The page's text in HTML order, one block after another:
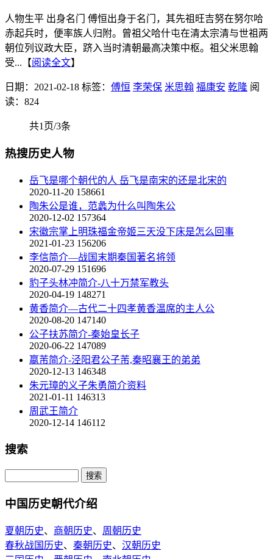
人物生平 出身名门 傅恒出身于名门，其先祖旺吉努在努尔哈
赤起兵时，便率族人归附。曾祖父哈什屯在清太宗清与世祖两
朝位列议政大臣，跻入当时清朝最高决策中枢。祖父米思翰
受...【阅读全文】
日期：2021-02-18 标签： 傅恒 李荣保 米思翰 福康安 乾隆 阅
读：824
共1页/3条
热搜历史人物
岳飞是哪个朝代的人 岳飞是南宋的还是北宋的
2020-11-20 158661
陶朱公是谁，范蠡为什么叫陶朱公
2020-12-02 157364
宋徽宗掌上明珠福金帝姬三天没下床是怎么回事
2021-01-23 156206
李信简介—战国末期秦国著名将领
2020-07-29 151696
豹子头林冲简介-八十万禁军教头
2020-04-19 148271
黄香简介—古代二十四孝黄香温席的主人公
2020-08-20 147140
公子扶苏简介-秦始皇长子
2020-06-22 147089
嬴芾简介-泾阳君公子芾,秦昭襄王的弟弟
2020-12-13 146348
朱元璋的义子朱勇简介资料
2021-01-11 146313
周武王简介
2020-12-14 146112
搜索
中国历史朝代介绍
夏朝历史、 商朝历史、 周朝历史
春秋战国历史、 秦朝历史、 汉朝历史